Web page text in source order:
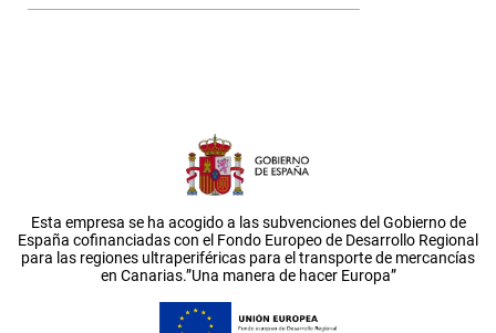
Esta empresa se ha acogido a las subvenciones del Gobierno de
España cofinanciadas con el Fondo Europeo de Desarrollo Regional
para las regiones ultraperiféricas para el transporte de mercancías
en Canarias.”Una manera de hacer Europa”